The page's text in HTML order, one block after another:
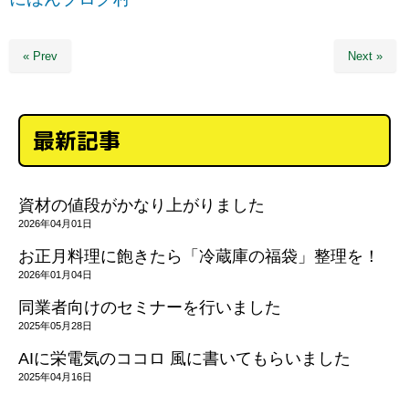
« Prev Next »
最新記事
資材の値段がかなり上がりました
2026年04月01日
お正月料理に飽きたら「冷蔵庫の福袋」整理を！
2026年01月04日
同業者向けのセミナーを行いました
2025年05月28日
AIに栄電気のココロ 風に書いてもらいました
2025年04月16日